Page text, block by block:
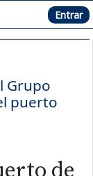
Entrar
Grupo
puerto